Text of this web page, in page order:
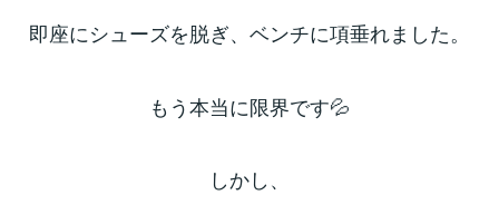
即座にシューズを脱ぎ、ベンチに項垂れました。
もう本当に限界です💦
しかし、